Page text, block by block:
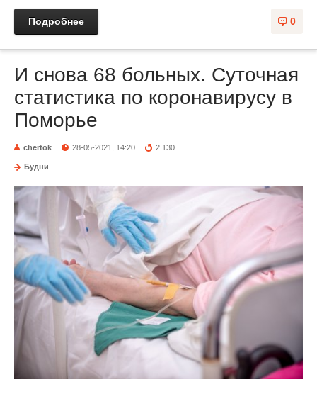
0
Подробнее
И снова 68 больных. Суточная
статистика по коронавирусу в
Поморье
chertok 28-05-2021, 14:20 2 130
Будни